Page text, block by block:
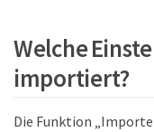
Welche
importiert?
Die Funktion